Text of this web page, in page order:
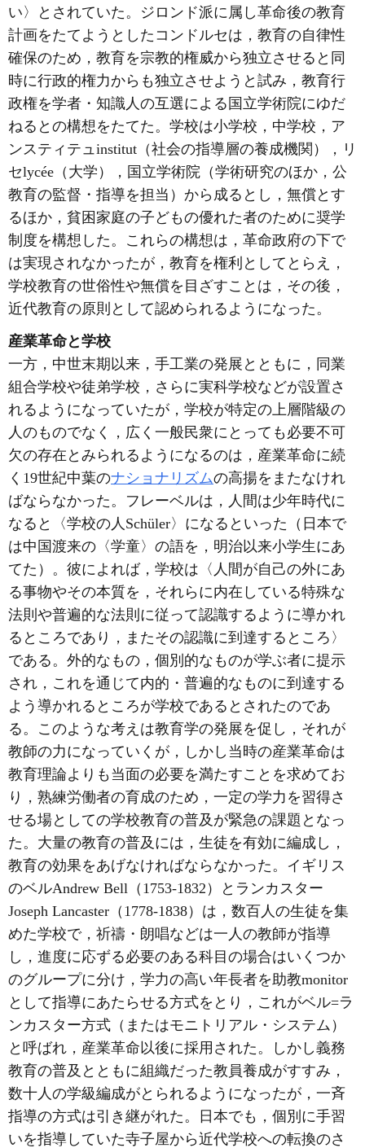
い〉とされていた。ジロンド派に属し革命後の教育
計画をたてようとしたコンドルセは，教育の自律性
確保のため，教育を宗教的権威から独立させると同
時に行政的権力からも独立させようと試み，教育行
政権を学者・知識人の互選による国立学術院にゆだ
ねるとの構想をたてた。学校は小学校，中学校，ア
ンスティテュinstitut（社会の指導層の養成機関），リ
セlycée（大学），国立学術院（学術研究のほか，公
教育の監督・指導を担当）から成るとし，無償とす
るほか，貧困家庭の子どもの優れた者のために奨学
制度を構想した。これらの構想は，革命政府の下で
は実現されなかったが，教育を権利としてとらえ，
学校教育の世俗性や無償を目ざすことは，その後，
近代教育の原則として認められるようになった。
産業革命と学校
一方，中世末期以来，手工業の発展とともに，同業
組合学校や徒弟学校，さらに実科学校などが設置さ
れるようになっていたが，学校が特定の上層階級の
人のものでなく，広く一般民衆にとっても必要不可
欠の存在とみられるようになるのは，産業革命に続
く19世紀中葉のナショナリズムの高揚をまたなけれ
ばならなかった。フレーベルは，人間は少年時代に
なると〈学校の人Schüler〉になるといった（日本で
は中国渡来の〈学童〉の語を，明治以来小学生にあ
てた）。彼によれば，学校は〈人間が自己の外にあ
る事物やその本質を，それらに内在している特殊な
法則や普遍的な法則に従って認識するように導かれ
るところであり，またその認識に到達するところ〉
である。外的なもの，個別的なものが学ぶ者に提示
され，これを通じて内的・普遍的なものに到達する
よう導かれるところが学校であるとされたのであ
る。このような考えは教育学の発展を促し，それが
教師の力になっていくが，しかし当時の産業革命は
教育理論よりも当面の必要を満たすことを求めてお
り，熟練労働者の育成のため，一定の学力を習得さ
せる場としての学校教育の普及が緊急の課題となっ
た。大量の教育の普及には，生徒を有効に編成し，
教育の効果をあげなければならなかった。イギリス
のベルAndrew Bell（1753-1832）とランカスター
Joseph Lancaster（1778-1838）は，数百人の生徒を集
めた学校で，祈禱・朗唱などは一人の教師が指導
し，進度に応ずる必要のある科目の場合はいくつか
のグループに分け，学力の高い年長者を助教monitor
として指導にあたらせる方式をとり，これがベル=ラ
ンカスター方式（またはモニトリアル・システム）
と呼ばれ，産業革命以後に採用された。しかし義務
教育の普及とともに組織だった教員養成がすすみ，
数十人の学級編成がとられるようになったが，一斉
指導の方式は引き継がれた。日本でも，個別に手習
いを指導していた寺子屋から近代学校への転換のさ